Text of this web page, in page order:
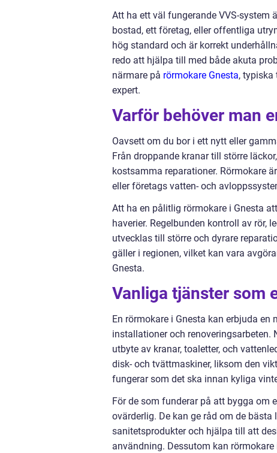
Att ha ett väl fungerande VVS-system
bostad, ett företag, eller offentliga
hög standard och är korrekt
redo att hjälpa till med både akuta
närmare på rörmokare Gnesta, typiska
expert.
Varför behöver man
Oavsett om du bor i ett nytt eller
Från droppande kranar till större
kostsamma reparationer. Rörmokare
eller företags vatten- och
Att ha en pålitlig rörmokare i Gnesta
haverier. Regelbunden kontroll av rör,
utvecklas till större och dyrare
gäller i regionen, vilket kan vara
Gnesta.
Vanliga tjänster som
En rörmokare i Gnesta kan erbjuda
installationer och renoveringsarbeten.
utbyte av kranar, toaletter, och
disk- och tvättmaskiner, liksom den
fungerar som det ska innan kyliga
För de som funderar på att bygga om
ovärderlig. De kan ge råd om de
sanitetsprodukter och hjälpa till att
användning. Dessutom kan